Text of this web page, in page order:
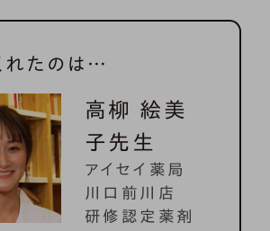
れたのは…
高柳 絵美
子先生
アイセイ薬局
川口前川店
研修認定薬剤